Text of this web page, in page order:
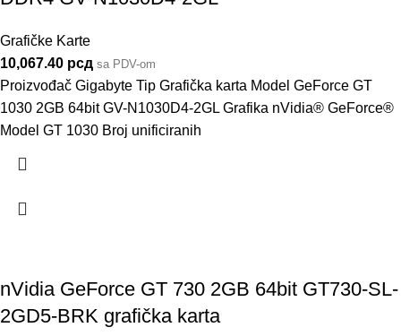
Grafičke Karte
10,067.40 рсд sa PDV-om
Proizvođač Gigabyte Tip Grafička karta Model GeForce GT
1030 2GB 64bit GV-N1030D4-2GL Grafika nVidia® GeForce®
Model GT 1030 Broj unificiranih
nVidia GeForce GT 730 2GB 64bit GT730-SL-
2GD5-BRK grafička karta